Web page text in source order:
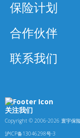
保险计划
合作伙伴
联系我们
关注我们
Copyright © 2006-2026 寰宇保
沪ICP备13046298号-3